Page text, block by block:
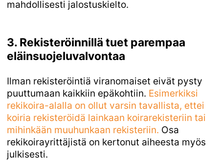
mahdollisesti jalostuskielto.
3. Rekisteröinnillä tuet parempaa
eläinsuojeluvalvontaa
Ilman rekisteröintiä viranomaiset eivät pysty
puuttumaan kaikkiin epäkohtiin. Esimerkiksi
rekikoira-alalla on ollut varsin tavallista, ettei
koiria rekisteröidä lainkaan koirarekisteriin tai
mihinkään muuhunkaan rekisteriin. Osa
rekikoirayrittäjistä on kertonut aiheesta myös
julkisesti.